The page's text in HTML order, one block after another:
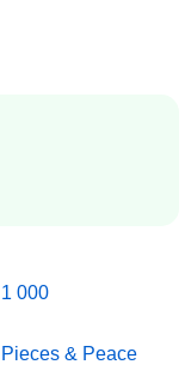
1 000
Pieces & Peace